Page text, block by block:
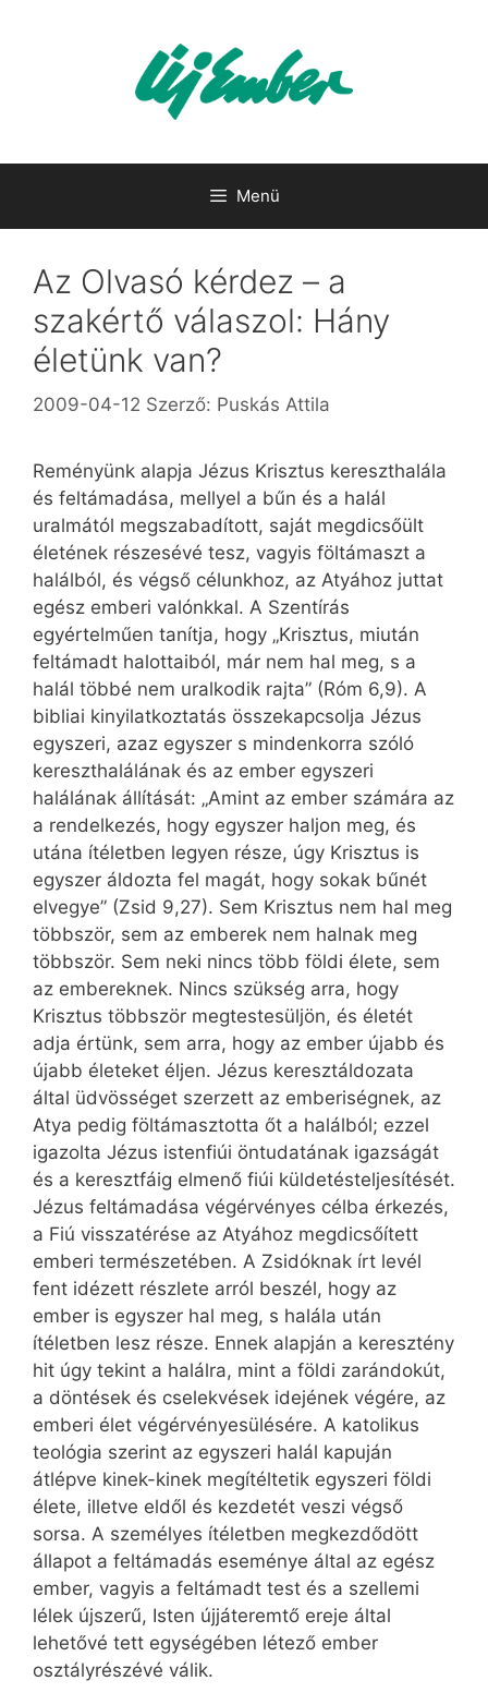
Menü
Az Olvasó kérdez – a
szakértő válaszol: Hány
életünk van?
2009-04-12 Szerző: Puskás Attila
Reményünk alapja Jézus Krisztus kereszthalála
és feltámadása, mellyel a bűn és a halál
uralmától megszabadított, saját megdicsőült
életének részesévé tesz, vagyis föltámaszt a
halálból, és végső célunkhoz, az Atyához juttat
egész emberi valónkkal. A Szentírás
egyértelműen tanítja, hogy „Krisztus, miután
feltámadt halottaiból, már nem hal meg, s a
halál többé nem uralkodik rajta” (Róm 6,9). A
bibliai kinyilatkoztatás összekapcsolja Jézus
egyszeri, azaz egyszer s mindenkorra szóló
kereszthalálának és az ember egyszeri
halálának állítását: „Amint az ember számára az
a rendelkezés, hogy egyszer haljon meg, és
utána ítéletben legyen része, úgy Krisztus is
egyszer áldozta fel magát, hogy sokak bűnét
elvegye” (Zsid 9,27). Sem Krisztus nem hal meg
többször, sem az emberek nem halnak meg
többször. Sem neki nincs több földi élete, sem
az embereknek. Nincs szükség arra, hogy
Krisztus többször megtestesüljön, és életét
adja értünk, sem arra, hogy az ember újabb és
újabb életeket éljen. Jézus keresztáldozata
által üdvösséget szerzett az emberiségnek, az
Atya pedig föltámasztotta őt a halálból; ezzel
igazolta Jézus istenfiúi öntudatának igazságát
és a keresztfáig elmenő fiúi küldetésteljesítését.
Jézus feltámadása végérvényes célba érkezés,
a Fiú visszatérése az Atyához megdicsőített
emberi természetében. A Zsidóknak írt levél
fent idézett részlete arról beszél, hogy az
ember is egyszer hal meg, s halála után
ítéletben lesz része. Ennek alapján a keresztény
hit úgy tekint a halálra, mint a földi zarándokút,
a döntések és cselekvések idejének végére, az
emberi élet végérvényesülésére. A katolikus
teológia szerint az egyszeri halál kapuján
átlépve kinek-kinek megítéltetik egyszeri földi
élete, illetve eldől és kezdetét veszi végső
sorsa. A személyes ítéletben megkezdődött
állapot a feltámadás eseménye által az egész
ember, vagyis a feltámadt test és a szellemi
lélek újszerű, Isten újjáteremtő ereje által
lehetővé tett egységében létező ember
osztályrészévé válik.